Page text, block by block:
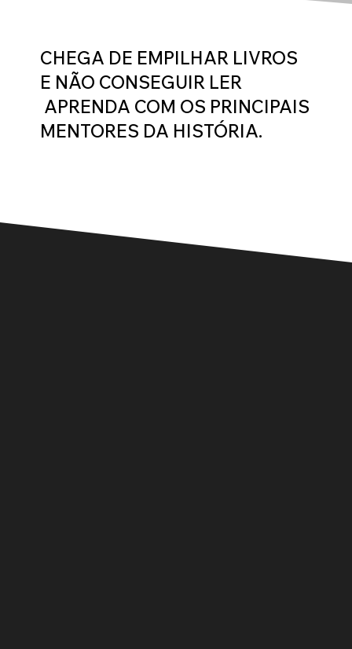
CHEGA DE EMPILHAR LIVROS
E NÃO CONSEGUIR LER
APRENDA COM OS PRINCIPAIS
MENTORES DA HISTÓRIA.